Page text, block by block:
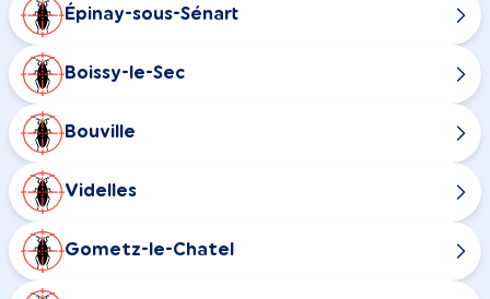
Épinay-sous-Sénart
Boissy-le-Sec
Bouville
Videlles
Gometz-le-Chatel